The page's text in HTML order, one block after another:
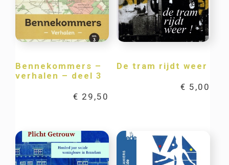
Bennekommers –
verhalen – deel 3
€ 29,50
De tram rijdt weer
€ 5,00